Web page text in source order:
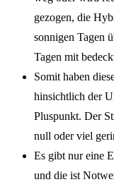
gezogen, die
sonnigen Tagen
Tagen mit
Somit haben
hinsichtlich der
Pluspunkt. Der
null oder viel
Es gibt nur eine
und die ist